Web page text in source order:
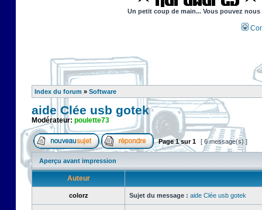
Un petit coup de main... Vous pouvez
Index du forum » Software
aide Clée usb gotek
Modérateur: poulette73
Page1sur1 [ 6 message(s) ]
Aperçu avant impression
Auteur
colorz Sujet du message : aide Clée usb gotek